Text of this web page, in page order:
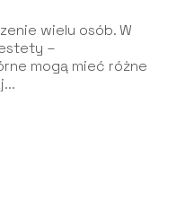
wielu osób. W
–
mogą mieć różne